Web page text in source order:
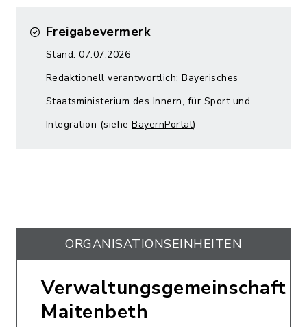
Freigabevermerk
Stand: 07.07.2026
Redaktionell verantwortlich: Bayerisches
Staatsministerium des Innern, für Sport und
Integration (siehe BayernPortal)
ORGANISATIONS­EINHEITEN
Verwaltungsgemeinschaft
Maitenbeth